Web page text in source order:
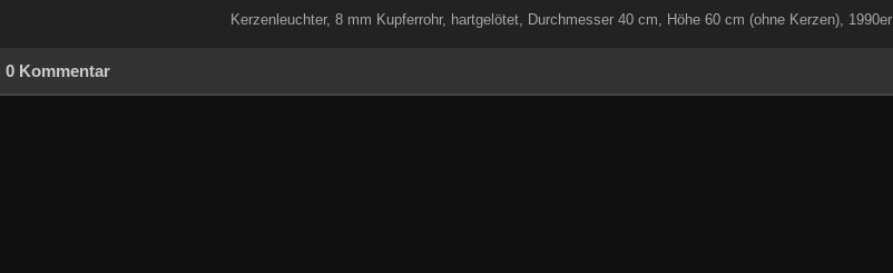
Kerzenleuchter, 8 mm Kupferrohr, hartgelötet, Durchmesser 40 cm, Höhe 60 cm (ohne Kerzen), 1990er
0 Kommentar